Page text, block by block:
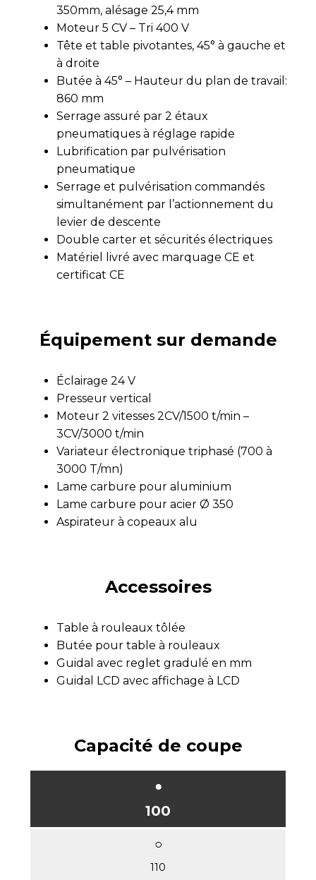
350mm, alésage 25,4 mm
Moteur 5 CV – Tri 400 V
Tête et table pivotantes, 45° à gauche et
à droite
Butée à 45° – Hauteur du plan de travail:
860 mm
Serrage assuré par 2 étaux
pneumatiques à réglage rapide
Lubrification par pulvérisation
pneumatique
Serrage et pulvérisation commandés
simultanément par l’actionnement du
levier de descente
Double carter et sécurités électriques
Matériel livré avec marquage CE et
certificat CE
Équipement sur demande
Éclairage 24 V
Presseur vertical
Moteur 2 vitesses 2CV/1500 t/min –
3CV/3000 t/min
Variateur électronique triphasé (700 à
3000 T/mn)
Lame carbure pour aluminium
Lame carbure pour acier Ø 350
Aspirateur à copeaux alu
Accessoires
Table à rouleaux tôlée
Butée pour table à rouleaux
Guidal avec reglet gradulé en mm
Guidal LCD avec affichage à LCD
Capacité de coupe
100
110